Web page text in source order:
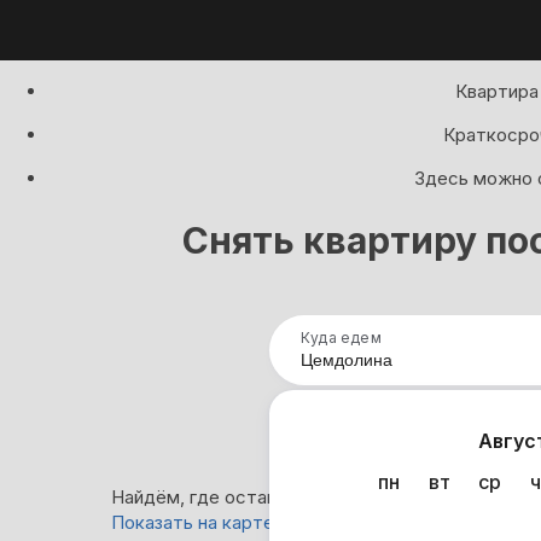
Здесь можно
Снять квартиру
Куда едем
пн
вт ср
Найдём, где остановиться в Цемдолине: 0
Показать на карте